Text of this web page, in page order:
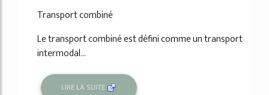
Transport combiné
Le transport combiné est défini comme un transport
intermodal...
LIRE LA SUITE